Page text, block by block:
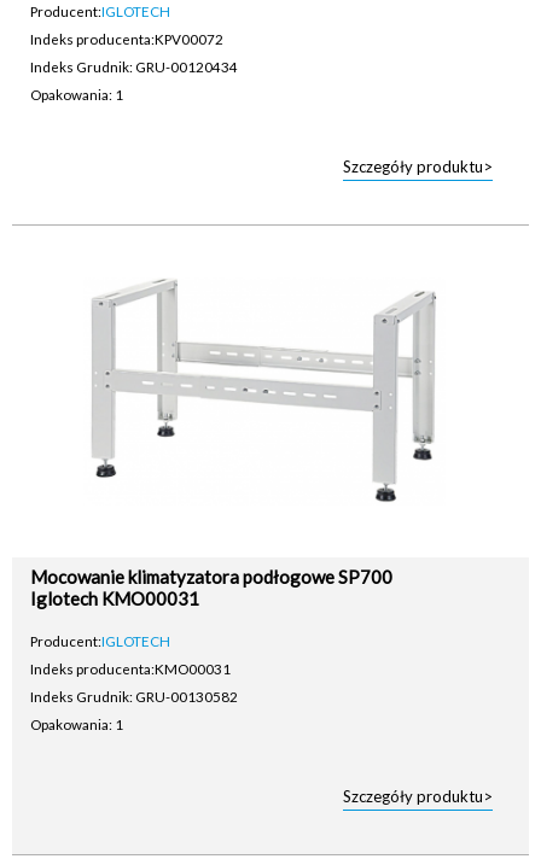
Producent:IGLOTECH
Indeks producenta:KPV00072
Indeks Grudnik: GRU-00120434
Opakowania: 1
Szczegóły produktu>
Mocowanie klimatyzatora podłogowe SP700
Iglotech KMO00031
Producent:IGLOTECH
Indeks producenta:KMO00031
Indeks Grudnik: GRU-00130582
Opakowania: 1
Szczegóły produktu>